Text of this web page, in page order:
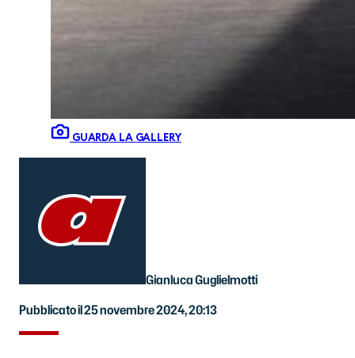
GUARDA LA GALLERY
Gianluca Guglielmotti
Pubblicato il 25 novembre 2024, 20:13